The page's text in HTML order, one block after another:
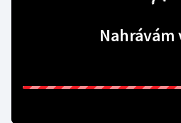
Lyže a snowboardNahrávám